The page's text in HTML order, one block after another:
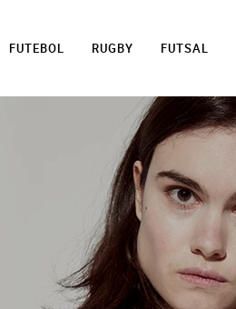
FUTEBOL RUGBY FUTSAL